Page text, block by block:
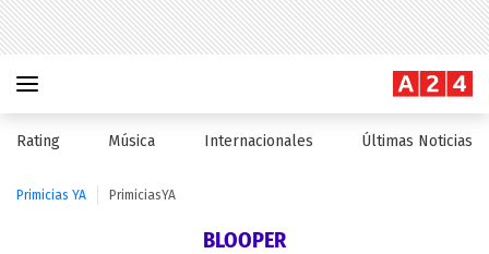
Rating Música Internacionales Últimas Noticias
Primicias YA PrimiciasYA
BLOOPER